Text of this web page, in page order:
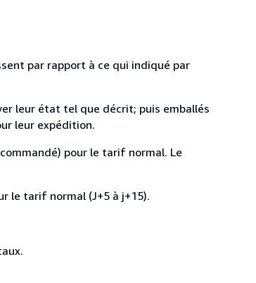
par rapport à ce qui indiqué par
leur état tel que décrit; puis emballés
leur expédition.
pour le tarif normal. Le
le tarif normal (J+5 à j+15).